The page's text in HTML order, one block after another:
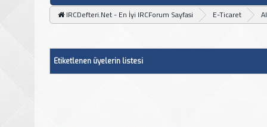
IRCDefteri.Net - En İyi IRCForum Sayfasi E-Ticaret
Etiketlenen üyelerin listesi